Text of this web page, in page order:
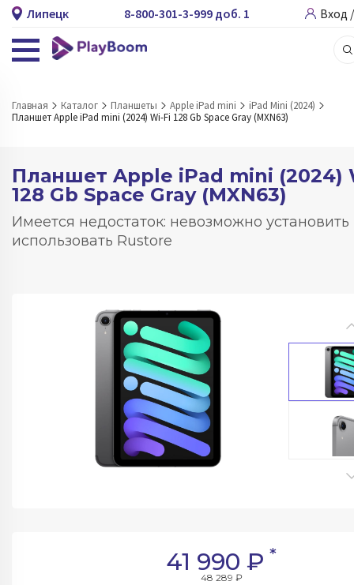
Липецк 8-800-301-3-999 доб. 1 Вход
Главная Каталог Планшеты Apple iPad mini
iPad Mini (2024)
Планшет Apple iPad mini (2024) Wi-Fi 128 Gb Space Gray (MXN63)
Планшет Apple iPad mini (2024)
128 Gb Space Gray (MXN63)
Имеется недостаток: невозможно установить
использовать Rustore
41 990 ₽ *
48 289 ₽